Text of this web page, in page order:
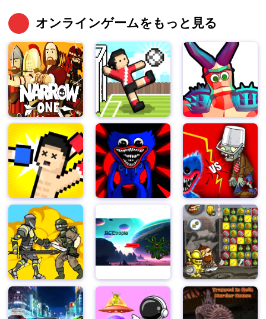
オンラインゲームをもっと見る